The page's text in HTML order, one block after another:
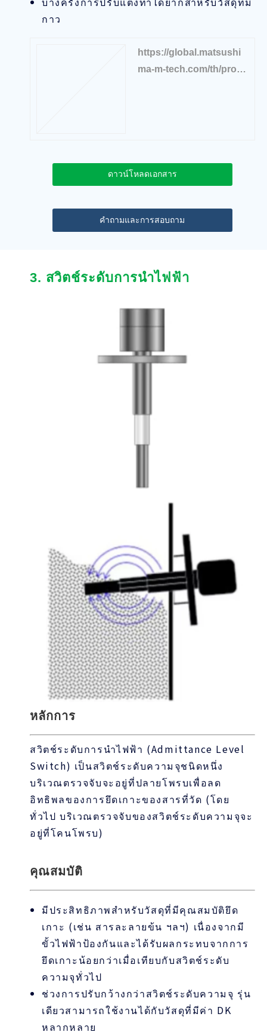
กาว
https://global.matsushi
ma-m-tech.com/th/produ
ดาวน์โหลดเอกสาร
คำถามและการสอบถาม
3. สวิตช์ระดับการนำไฟฟ้า
หลักการ
สวิตช์ระดับการนำไฟฟ้า (Admittance Level
Switch) เป็นสวิตช์ระดับความจุชนิดหนึ่ง
บริเวณตรวจจับจะอยู่ที่ปลายโพรบเพื่อลด
อิทธิพลของการยึดเกาะของสารที่วัด (โดย
ทั่วไป บริเวณตรวจจับของสวิตช์ระดับความจุจะ
อยู่ที่โคนโพรบ)
คุณสมบัติ
มีประสิทธิภาพสำหรับวัสดุที่มีคุณสมบัติยึด
เกาะ (เช่น สารละลายข้น ฯลฯ) เนื่องจากมี
ขั้วไฟฟ้าป้องกันและได้รับผลกระทบจากการ
ยึดเกาะน้อยกว่าเมื่อเทียบกับสวิตช์ระดับ
ความจุทั่วไป
ช่วงการปรับกว้างกว่าสวิตช์ระดับความจุ รุ่น
เดียวสามารถใช้งานได้กับวัสดุที่มีค่า DK
หลากหลาย